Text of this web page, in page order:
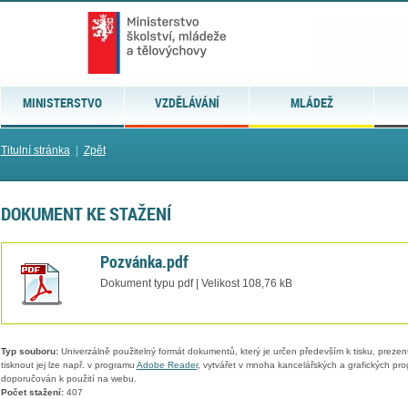
MINISTERSTVO VZDĚLÁVÁNÍ MLÁDEŽ
Titulní stránka| Zpět
DOKUMENT KE STAŽENÍ
Pozvánka.pdf
Dokument typu pdf | Velikost 108,76 kB
Typ souboru:Univerzálně použitelný formát dokumentů, který je určen především k tisku,
tisknout jej lze např. v programu Adobe Reader, vytvářet v mnoha kancelářských a grafických
doporučován k použití na webu.
Počet stažení:407